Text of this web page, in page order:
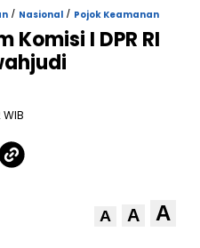
/ Nasional / Pojok Keamanan
Komisi I DPR RI
A A A